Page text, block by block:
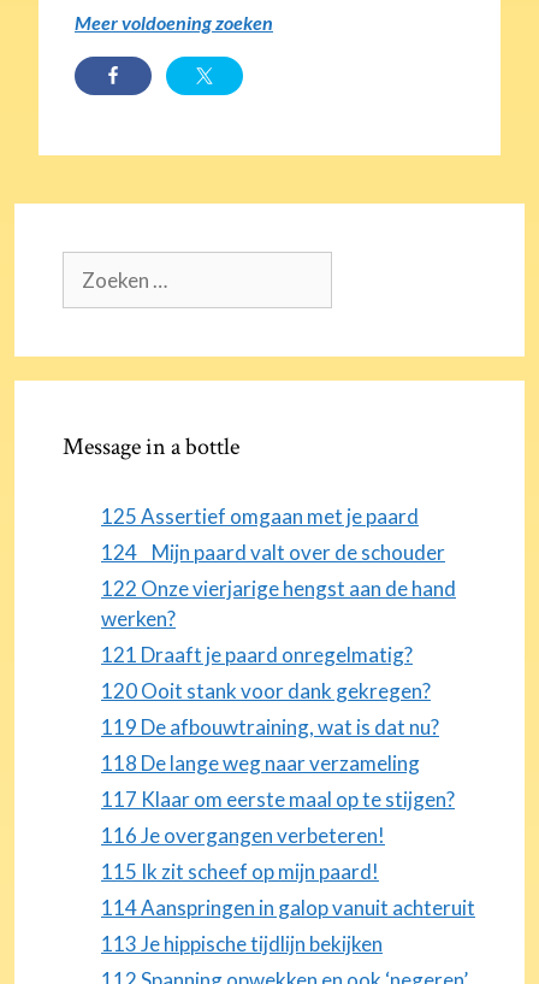
Meer voldoening zoeken
naar:
Message in a bottle
125 Assertief omgaan met je paard
124 Mijn paard valt over de schouder
122 Onze vierjarige hengst aan de hand
werken?
121 Draaft je paard onregelmatig?
120 Ooit stank voor dank gekregen?
119 De afbouwtraining, wat is dat nu?
118 De lange weg naar verzameling
117 Klaar om eerste maal op te stijgen?
116 Je overgangen verbeteren!
115 Ik zit scheef op mijn paard!
114 Aanspringen in galop vanuit achteruit
113 Je hippische tijdlijn bekijken